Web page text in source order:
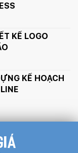
KẾ LOGO
KẾ HOẠCH